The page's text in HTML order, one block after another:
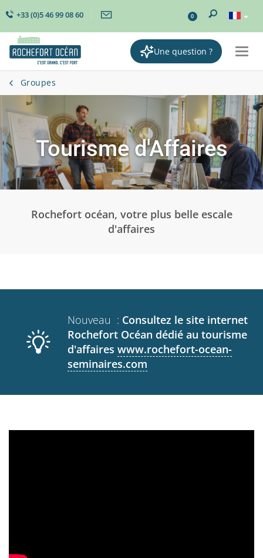
+33 (0)5 46 99 08 60 0
Une question ?
Groupes
Tourisme d'Affaires
Rochefort océan, votre plus belle escale
d'affaires
Nouveau : Consultez le site internet
Rochefort Océan dédié au tourisme
d'affaires www.rochefort-ocean-
seminaires.com